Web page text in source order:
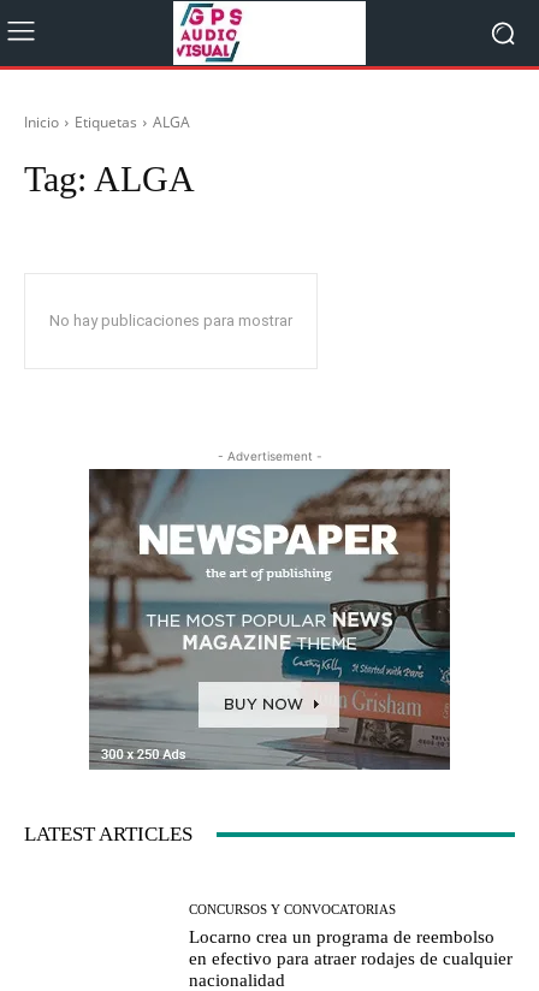
Inicio Etiquetas ALGA
Tag: ALGA
No hay publicaciones para mostrar
- Advertisement -
LATEST ARTICLES
CONCURSOS Y CONVOCATORIAS
Locarno crea un programa de reembolso
en efectivo para atraer rodajes de cualquier
nacionalidad